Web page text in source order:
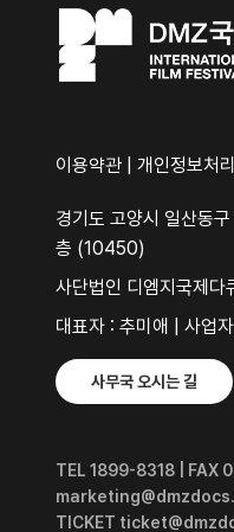
이용약관 개인정보처
경기도 고양시 일산동
층 (10450)
사단법인 디엠지국제다
대표자 : 추미애 | 사업
사무국 오시는 길
TEL 1899-8318 | FAX
TICKET